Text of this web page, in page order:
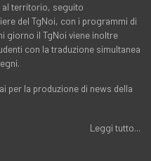
al territorio, seguito
del TgNoi, con i programmi di
giorno il TgNoi viene inoltre
con la traduzione simultanea
per la produzione di news della
Leggi tutto...